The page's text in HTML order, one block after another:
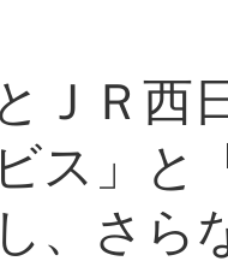
ＪＲ西
ス」
、さら